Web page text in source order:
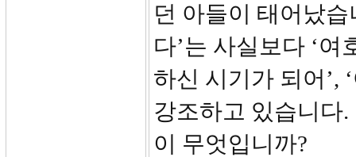
던 아들이 태어났
다’는 사실보다 ‘여
하신 시기가 되어’,
강조하고 있습니다
이 무엇입니까?